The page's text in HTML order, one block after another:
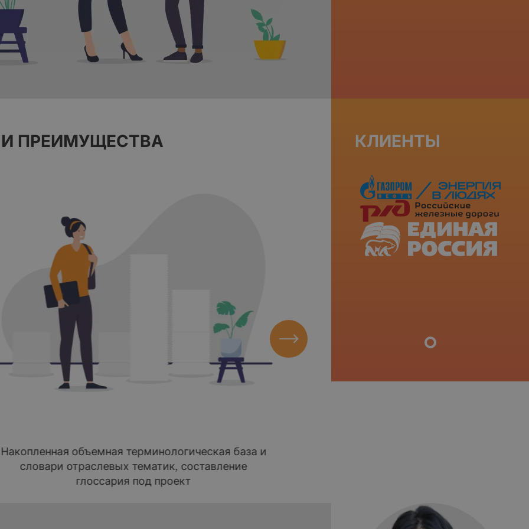
ПРЕИМУЩЕСТВА
Накопленная объемная терминологическая база и
словари отраслевых тематик, составление
глоссария под проект
КЛИЕНТЫ